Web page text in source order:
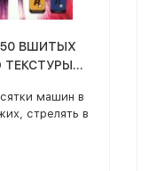
ВШИТЫХ
машин в
стрелять в
В какой